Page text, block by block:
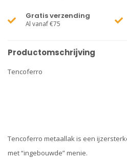
Gratis verzending
Al vanaf €75
Productomschrijving
Tencoferro
Tencoferro metaallak is een
met “ingebouwde” menie.